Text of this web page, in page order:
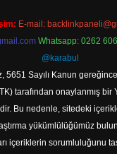
E-mail:
Whatsapp: 0262
@karabul
5651 Sayılı Kanun
tarafından onaylanmış bir
Bu nedenle, sitedeki
yükümlülüğümüz
içeriklerin sorumluluğunu